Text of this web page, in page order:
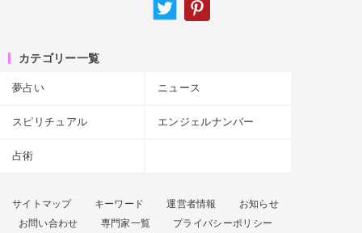
カテゴリー一覧
夢占い ニュース
スピリチュアル エンジェルナンバー
占術
サイトマップ キーワード 運営者情報
お知らせ
お問い合わせ
専門家一覧 プライバシーポリシー